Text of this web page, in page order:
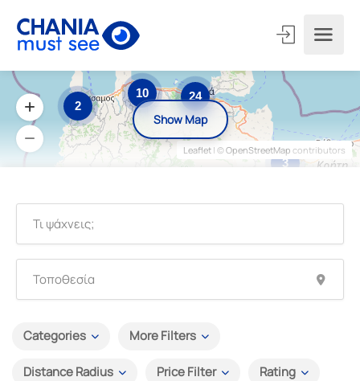
Categories More Filters
Distance Radius Price Filter Rating
3
2
10 24
Leaflet | ©OpenStreetMap contributors
Show Map